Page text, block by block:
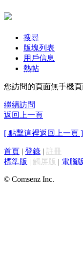
搜尋
版塊列表
用戶信息
熱帖
您訪問的頁面無手機
繼續訪問
返回上一頁
[ 點擊這裡返回上一頁 ]
首頁 | 登錄 | 註冊
標準版 | 觸屏版 | 電腦
© Comsenz Inc.